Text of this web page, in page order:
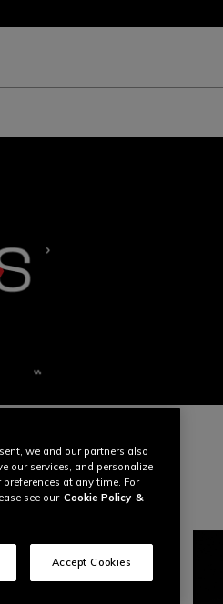
SCI
we and our partners also
our services, and personalize
at any time. For
see our Cookie Policy &
Accept Cookies